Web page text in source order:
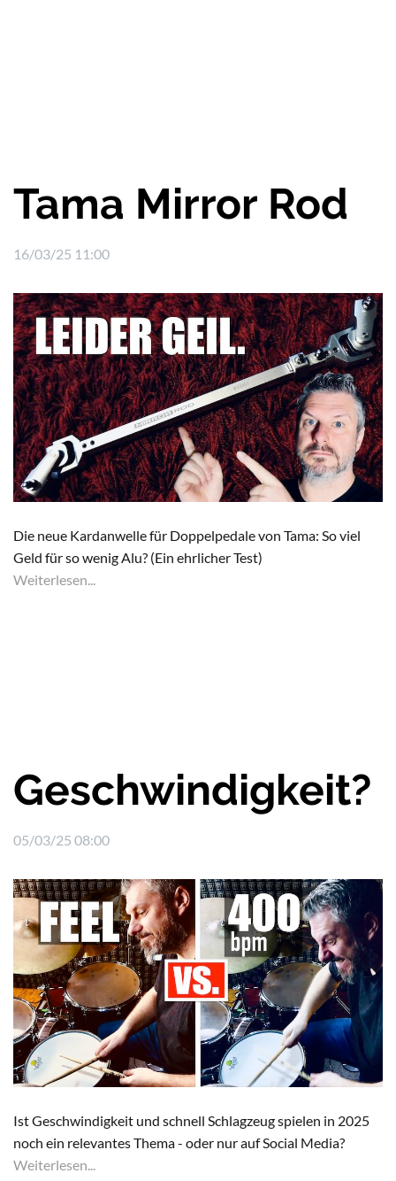
Tama Mirror Rod
16/03/25 11:00
Die neue Kardanwelle für Doppelpedale von Tama: So viel
Geld für so wenig Alu? (Ein ehrlicher Test)
Weiterlesen...
Geschwindigkeit?
05/03/25 08:00
Ist Geschwindigkeit und schnell Schlagzeug spielen in 2025
noch ein relevantes Thema - oder nur auf Social Media?
Weiterlesen...